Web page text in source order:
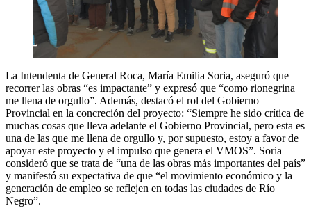
La Intendenta de General Roca, María Emilia Soria, aseguró que
recorrer las obras “es impactante” y expresó que “como rionegrina
me llena de orgullo”. Además, destacó el rol del Gobierno
Provincial en la concreción del proyecto: “Siempre he sido crítica de
muchas cosas que lleva adelante el Gobierno Provincial, pero esta es
una de las que me llena de orgullo y, por supuesto, estoy a favor de
apoyar este proyecto y el impulso que genera el VMOS”. Soria
consideró que se trata de “una de las obras más importantes del país”
y manifestó su expectativa de que “el movimiento económico y la
generación de empleo se reflejen en todas las ciudades de Río
Negro”.